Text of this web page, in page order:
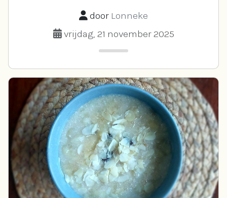
door Lonneke
vrijdag, 21 november 2025